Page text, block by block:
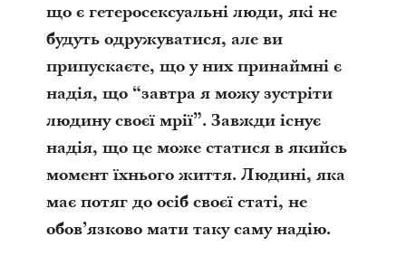
що є гетеросексуальні люди, які не
будуть одружуватися, але ви
припускаєте, що у них принаймні є
надія, що “завтра я можу зустріти
людину своєї мрії”. Завжди існує
надія, що це може статися в якийсь
момент їхнього життя. Людині, яка
має потяг до осіб своєї статі, не
обов’язково мати таку саму надію.